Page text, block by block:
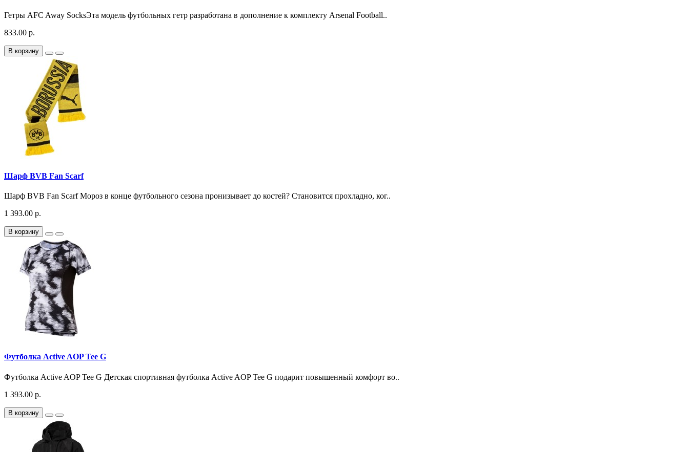
Гетры AFC Away SocksЭта модель футбольных гетр разработана в дополнение к комплекту Arsenal Football..
833.00 р.
В корзину
Шарф BVB Fan Scarf
Шарф BVB Fan Scarf Мороз в конце футбольного сезона пронизывает до костей? Становится прохладно, ког..
1 393.00 р.
В корзину
Футболка Active AOP Tee G
Футболка Active AOP Tee G Детская спортивная футболка Active AOP Tee G подарит повышенный комфорт во..
1 393.00 р.
В корзину